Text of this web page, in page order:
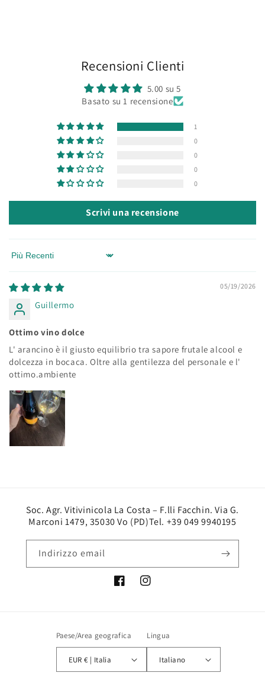
Recensioni Clienti
5.00 su 5
Basato su 1 recensione
1
0
0
0
0
Scrivi una recensione
Sort by
05/19/2026
Guillermo
Ottimo vino dolce
L' arancino è il giusto equilibrio tra sapore frutale alcool e
dolcezza in bocaca. Oltre alla gentilezza del personale e l'
ottimo.ambiente
Soc. Agr. Vitivinicola La Costa – F.lli Facchin. Via G.
Marconi 1479, 35030 Vo (PD)Tel. +39 049 9940195
Indirizzo email
FacebookInstagram
Paese/Area geografica
EUR € | Italia
Lingua
Italiano